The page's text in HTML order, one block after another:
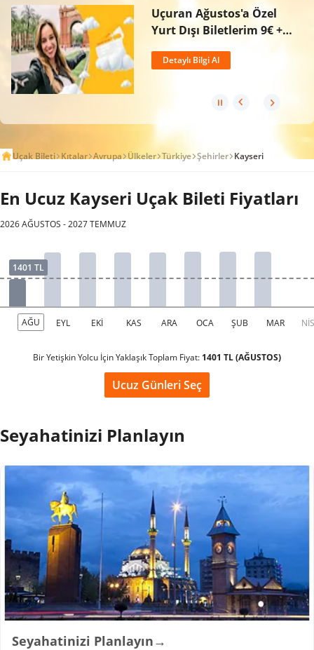
Uçuran Ağustos'a Özel
Yurt Dışı Biletlerim 9€ +
Fiyatlarla
Detaylı Bilgi Al
Uçak Bileti Kıtalar Avrupa Ülkeler Türkiye Şehirler Kayseri
En Ucuz Kayseri Uçak Bileti Fiyatları
2026 AĞUSTOS - 2027 TEMMUZ
Bir Yetişkin Yolcu İçin Yaklaşık Toplam Fiyat: 1401 TL (AĞUSTOS)
Ucuz Günleri Seç
Seyahatinizi Planlayın
Seyahatinizi Planlayın→